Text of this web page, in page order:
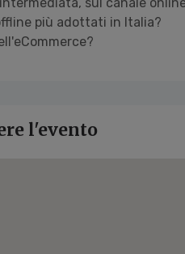
più adottati in Italia?
l'evento